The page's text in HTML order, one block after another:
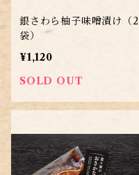
銀さわら柚子味噌漬け（2
袋）
¥1,120
SOLD OUT